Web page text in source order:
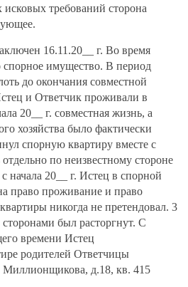
требований сторона
16.11.20__ г. Во время
спорное имущество. В период
до окончания совместной
и Ответчик проживали в
20__ г. совместная жизнь, а
хозяйства было фактически
спорную квартиру вместе с
по неизвестному стороне
начала 20__ г. Истец в спорной
право проживание и право
никогда не претендовал. 3
был расторгнут. С
времени Истец
родителей Ответчицы
Миллионщикова, д.18, кв. 415